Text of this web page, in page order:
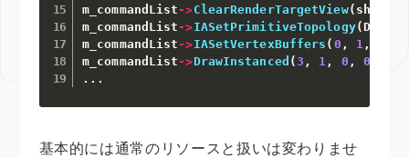
m_commandList ->ClearRenderTargetView(
m_commandList ->IASetPrimitiveTopology(
m_commandList ->IASetVertexBuffers ( 0 , 1 ,
m_commandList ->DrawInstanced (3 , 1 , 0 , 0
. . .
基本的には通常のリソースと扱いは変わりませ